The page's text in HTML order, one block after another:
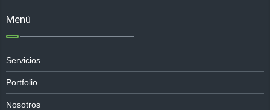
Menú
Servicios
Portfolio
Nosotros